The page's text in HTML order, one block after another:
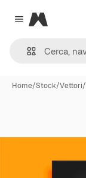
Close menu
Magnific
Home/Stock/Vettori/